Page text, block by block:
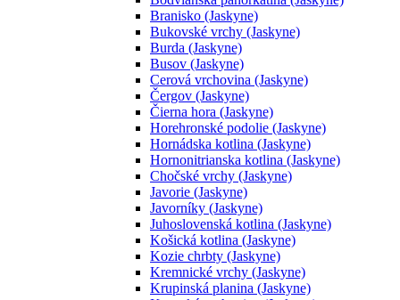
Branisko (Jaskyne)
Bukovské vrchy (Jaskyne)
Burda (Jaskyne)
Busov (Jaskyne)
Cerová vrchovina (Jaskyne)
Čergov (Jaskyne)
Čierna hora (Jaskyne)
Horehronské podolie (Jaskyne)
Hornádska kotlina (Jaskyne)
Hornonitrianska kotlina (Jaskyne)
Chočské vrchy (Jaskyne)
Javorie (Jaskyne)
Javorníky (Jaskyne)
Juhoslovenská kotlina (Jaskyne)
Košická kotlina (Jaskyne)
Kozie chrbty (Jaskyne)
Kremnické vrchy (Jaskyne)
Krupinská planina (Jaskyne)